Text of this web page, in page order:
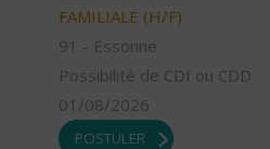
FAMILIALE (H/F)
91 - Essonne
Possibilité de CDI ou CDD
01/08/2026
POSTULER